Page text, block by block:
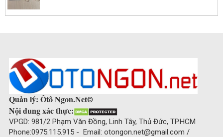
Quản lý: Ôtô Ngon.Net©
Nội dung xác thực:
VPGD: 981/2 Phạm Văn Đồng, Linh Tây, Thủ Đức, TP.HCM
Phone:0975.115.915 - Email: otongon.net@gmail.com /